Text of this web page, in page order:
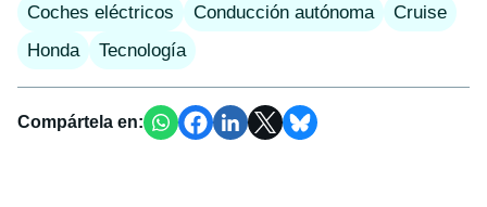
Coches eléctricos Conducción autónoma
Cruise
Honda
Tecnología
Compártela en: